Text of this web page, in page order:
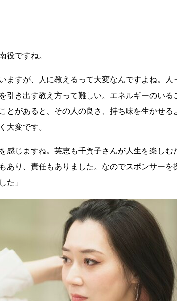
ですね。
ますが、人に教えるって大変なんですよね。人
引き出す教え方って難しい。エネルギーのいる
とがあると、その人の良さ、持ち味を生かせる
大変です。
じますね。英恵も千賀子さんが人生を楽しむ
あり、責任もありました。なのでスポンサーを
た」